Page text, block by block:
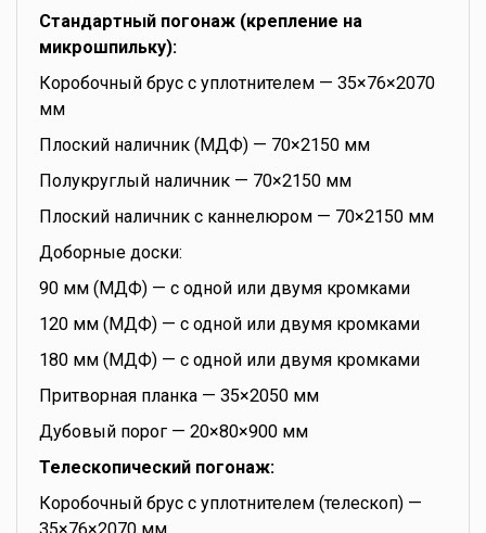
Стандартный погонаж (крепление на
микрошпильку):
Коробочный брус с уплотнителем — 35×76×2070
мм
Плоский наличник (МДФ) — 70×2150 мм
Полукруглый наличник — 70×2150 мм
Плоский наличник с каннелюром — 70×2150 мм
Доборные доски:
90 мм (МДФ) — с одной или двумя кромками
120 мм (МДФ) — с одной или двумя кромками
180 мм (МДФ) — с одной или двумя кромками
Притворная планка — 35×2050 мм
Дубовый порог — 20×80×900 мм
Телескопический погонаж:
Коробочный брус с уплотнителем (телескоп) —